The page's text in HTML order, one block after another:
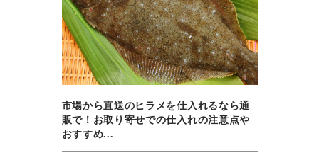
市場から直送のヒラメを仕入れるなら通
販で！お取り寄せでの仕入れの注意点や
おすすめ...